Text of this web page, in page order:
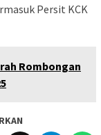
Persit KCK
Rombongan